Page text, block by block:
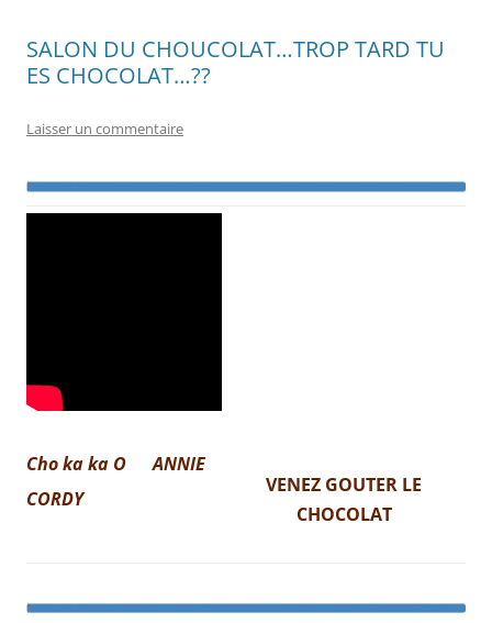
SALON DU CHOUCOLAT…TROP TARD TU
ES CHOCOLAT…??
Laisser un commentaire
Cho ka ka O ANNIE
CORDY
VENEZ GOUTER LE
CHOCOLAT